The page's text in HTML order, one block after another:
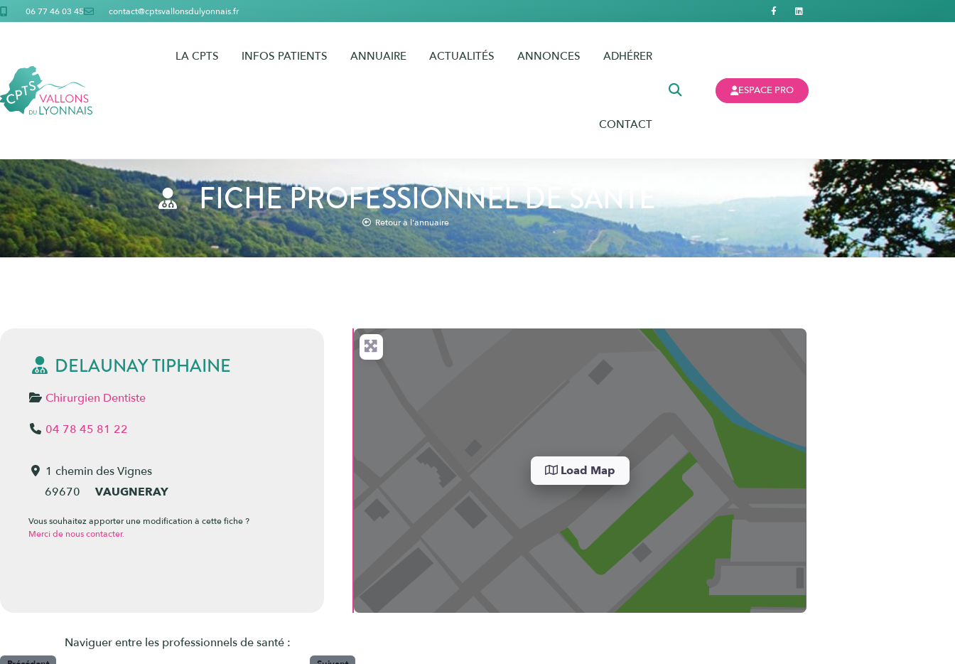
06 77 46 03 45 contact@cptsvallonsdulyonnais.fr
LA CPTS INFOS PATIENTS ANNUAIRE ACTUALITÉS ANNONCES ADHÉRER
CONTACT
ESPACE PRO
FICHE PROFESSIONNEL DE SANTÉ
Retour à l'annuaire
DELAUNAY TIPHAINE
Chirurgien Dentiste
04 78 45 81 22
1 chemin des Vignes
69670
VAUGNERAY
Vous souhaitez apporter une modification à cette fiche ?
Merci de nous contacter.
Load Map
Naviguer entre les professionnels de santé :